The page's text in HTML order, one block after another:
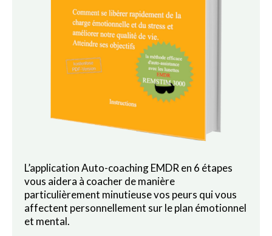
L’application Auto-coaching EMDR en 6 étapes
vous aidera à coacher de manière
particulièrement minutieuse vos peurs qui vous
affectent personnellement sur le plan émotionnel
et mental.